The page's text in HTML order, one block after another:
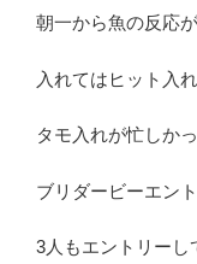
朝一から魚の反応
入れてはヒット入
タモ入れが忙しかっ
ブリダービーエン
3人もエントリーし